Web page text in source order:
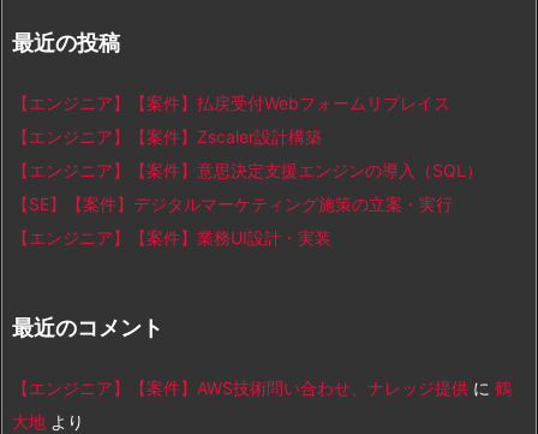
最近の投稿
【エンジニア】【案件】払戻受付Webフォームリプレイス
【エンジニア】【案件】Zscaler設計構築
【エンジニア】【案件】意思決定支援エンジンの導入（SQL）
【SE】【案件】デジタルマーケティング施策の立案・実行
【エンジニア】【案件】業務UI設計・実装
最近のコメント
【エンジニア】【案件】AWS技術問い合わせ、ナレッジ提供 に 鶴
大地 より